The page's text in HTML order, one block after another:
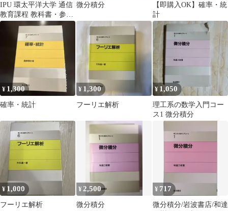
IPU 環太平洋大学 通信
教育課程 教科書・参考
書 まとめ売り
微分積分
【即購入OK】確率・統
計
¥ 1,300
確率・統計
¥ 1,300
フーリエ解析
¥ 1,050
理工系の数学入門コー
ス1 微分積分
¥ 1,000
フーリエ解析
¥ 2,500
微分積分
¥ 717
微分積分/岩波書店/和達